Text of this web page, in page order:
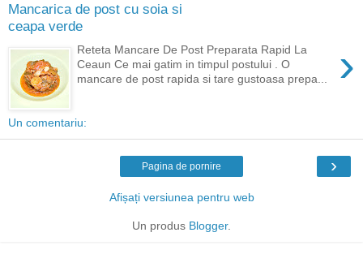
Mancarica de post cu soia si
ceapa verde
›
Reteta Mancare De Post Preparata Rapid La
Ceaun Ce mai gatim in timpul postului . O
mancare de post rapida si tare gustoasa prepa...
Un comentariu:
›
Pagina de pornire
Afișați versiunea pentru web
Un produs Blogger.